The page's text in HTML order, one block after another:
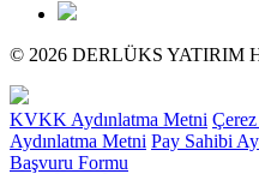
© 2026 DERLÜKS YATIRIM
KVKK Aydınlatma Metni
Aydınlatma Metni Pay Sahibi
Başvuru Formu